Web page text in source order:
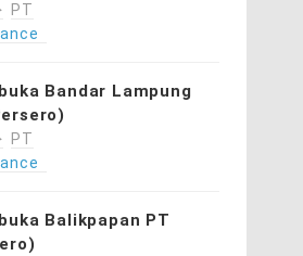
PT
Bandar Lampung
PT
Balikpapan PT